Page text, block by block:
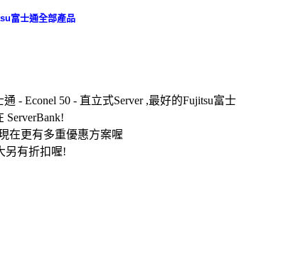
富士通全部產品
- Econel 50 - 直立式Server ,最好的Fujitsu富士
在更有多重優惠方案喔
另有折扣喔!